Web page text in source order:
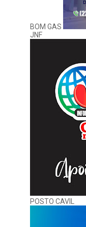
BOM GAS
JNF
POSTO CAVIL